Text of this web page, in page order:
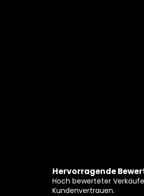
Hervorragende
Hoch bewerteter
Kundenvertrauen.